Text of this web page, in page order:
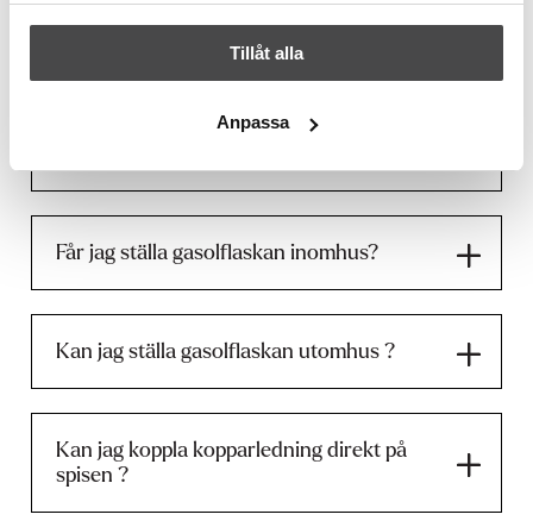
Tillåt alla
Anpassa
Har spisen/hällen rätt dysor?
Vilken storlek är det på
Får jag ställa gasolflaskan inomhus?
Kan jag ställa gasolflaskan utomhus ?
Kan jag koppla kopparledning direkt på
spisen ?